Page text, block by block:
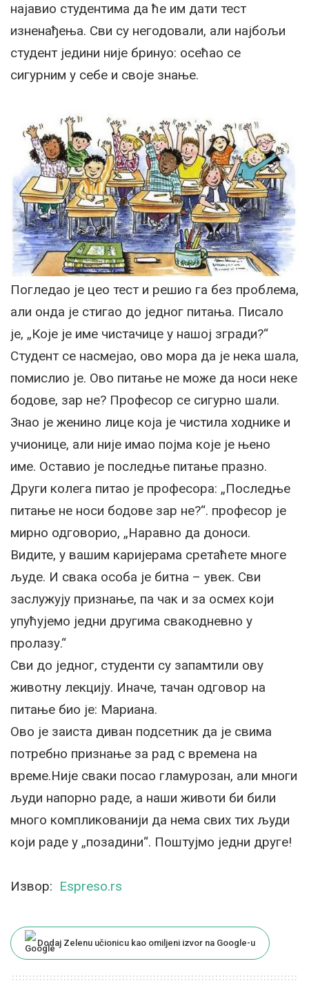
најавио студентима да ће им дати тест
изненађења. Сви су негодовали, али најбољи
студент једини није бринуо: осећао се
сигурним у себе и своје знање.
Погледао је цео тест и решио га без проблема,
али онда је стигао до једног питања. Писало
је, „Које је име чистачице у нашој згради?“
Студент се насмејао, ово мора да је нека шала,
помислио је. Ово питање не може да носи неке
бодове, зар не? Професор се сигурно шали.
Знао је женино лице која је чистила ходнике и
учионице, али није имао појма које је њено
име. Оставио је последње питање празно.
Други колега питао је професора: „Последње
питање не носи бодове зар не?“. професор је
мирно одговорио, „Наравно да доноси.
Видите, у вашим каријерама сретаћете многе
људе. И свака особа је битна – увек. Сви
заслужују признање, па чак и за осмех који
упућујемо једни другима свакодневно у
пролазу.“
Сви до једног, студенти су запамтили ову
животну лекцију. Иначе, тачан одговор на
питање био је: Мариана.
Ово је заиста диван подсетник да је свима
потребно признање за рад с времена на
време.Није сваки посао гламурозан, али многи
људи напорно раде, а наши животи би били
много компликованији да нема свих тих људи
који раде у „позадини“. Поштујмо једни друге!
Извор: Espreso.rs
Dodaj Zelenu učionicu kao omiljeni izvor na Google-u